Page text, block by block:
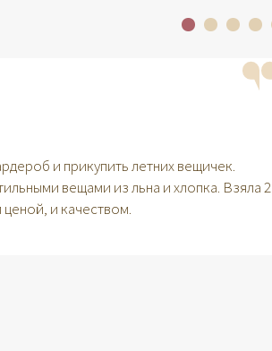
и прикупить летних вещичек.
вещами из льна и хлопка. Взяла 2
и качеством.